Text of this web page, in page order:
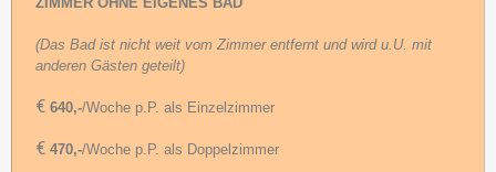
(Das Bad ist nicht weit vom Zimmer entfernt und wird u.U. mit
anderen Gästen geteilt)
€ 640,-/Woche p.P. als Einzelzimmer
€ 470,-/Woche p.P. als Doppelzimmer